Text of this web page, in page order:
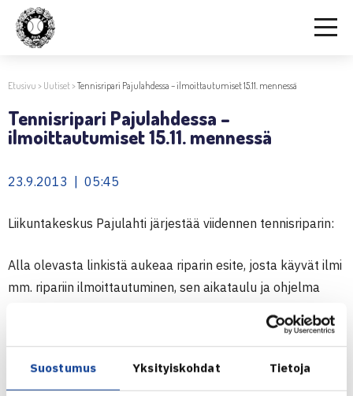
Suostumus Yksityiskohdat Tietoja
Etusivu > Uutiset>Tennisripari Pajulahdessa – ilmoittautumiset 15.11. mennessä
Tennisripari Pajulahdessa –
ilmoittautumiset 15.11. mennessä
23.9.2013 | 05:45
Liikuntakeskus Pajulahti järjestää viidennen tennisriparin:
Alla olevasta linkistä aukeaa riparin esite, josta käyvät ilmi
mm. ripariin ilmoittautuminen, sen aikataulu ja ohjelma
Tennisripariesite